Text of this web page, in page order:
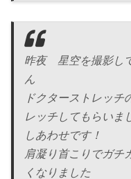
昨夜 星空を撮影し
ん
ドクターストレッ
レッチしてもらいま
しあわせです！
肩凝り首こりでガ
くなりました